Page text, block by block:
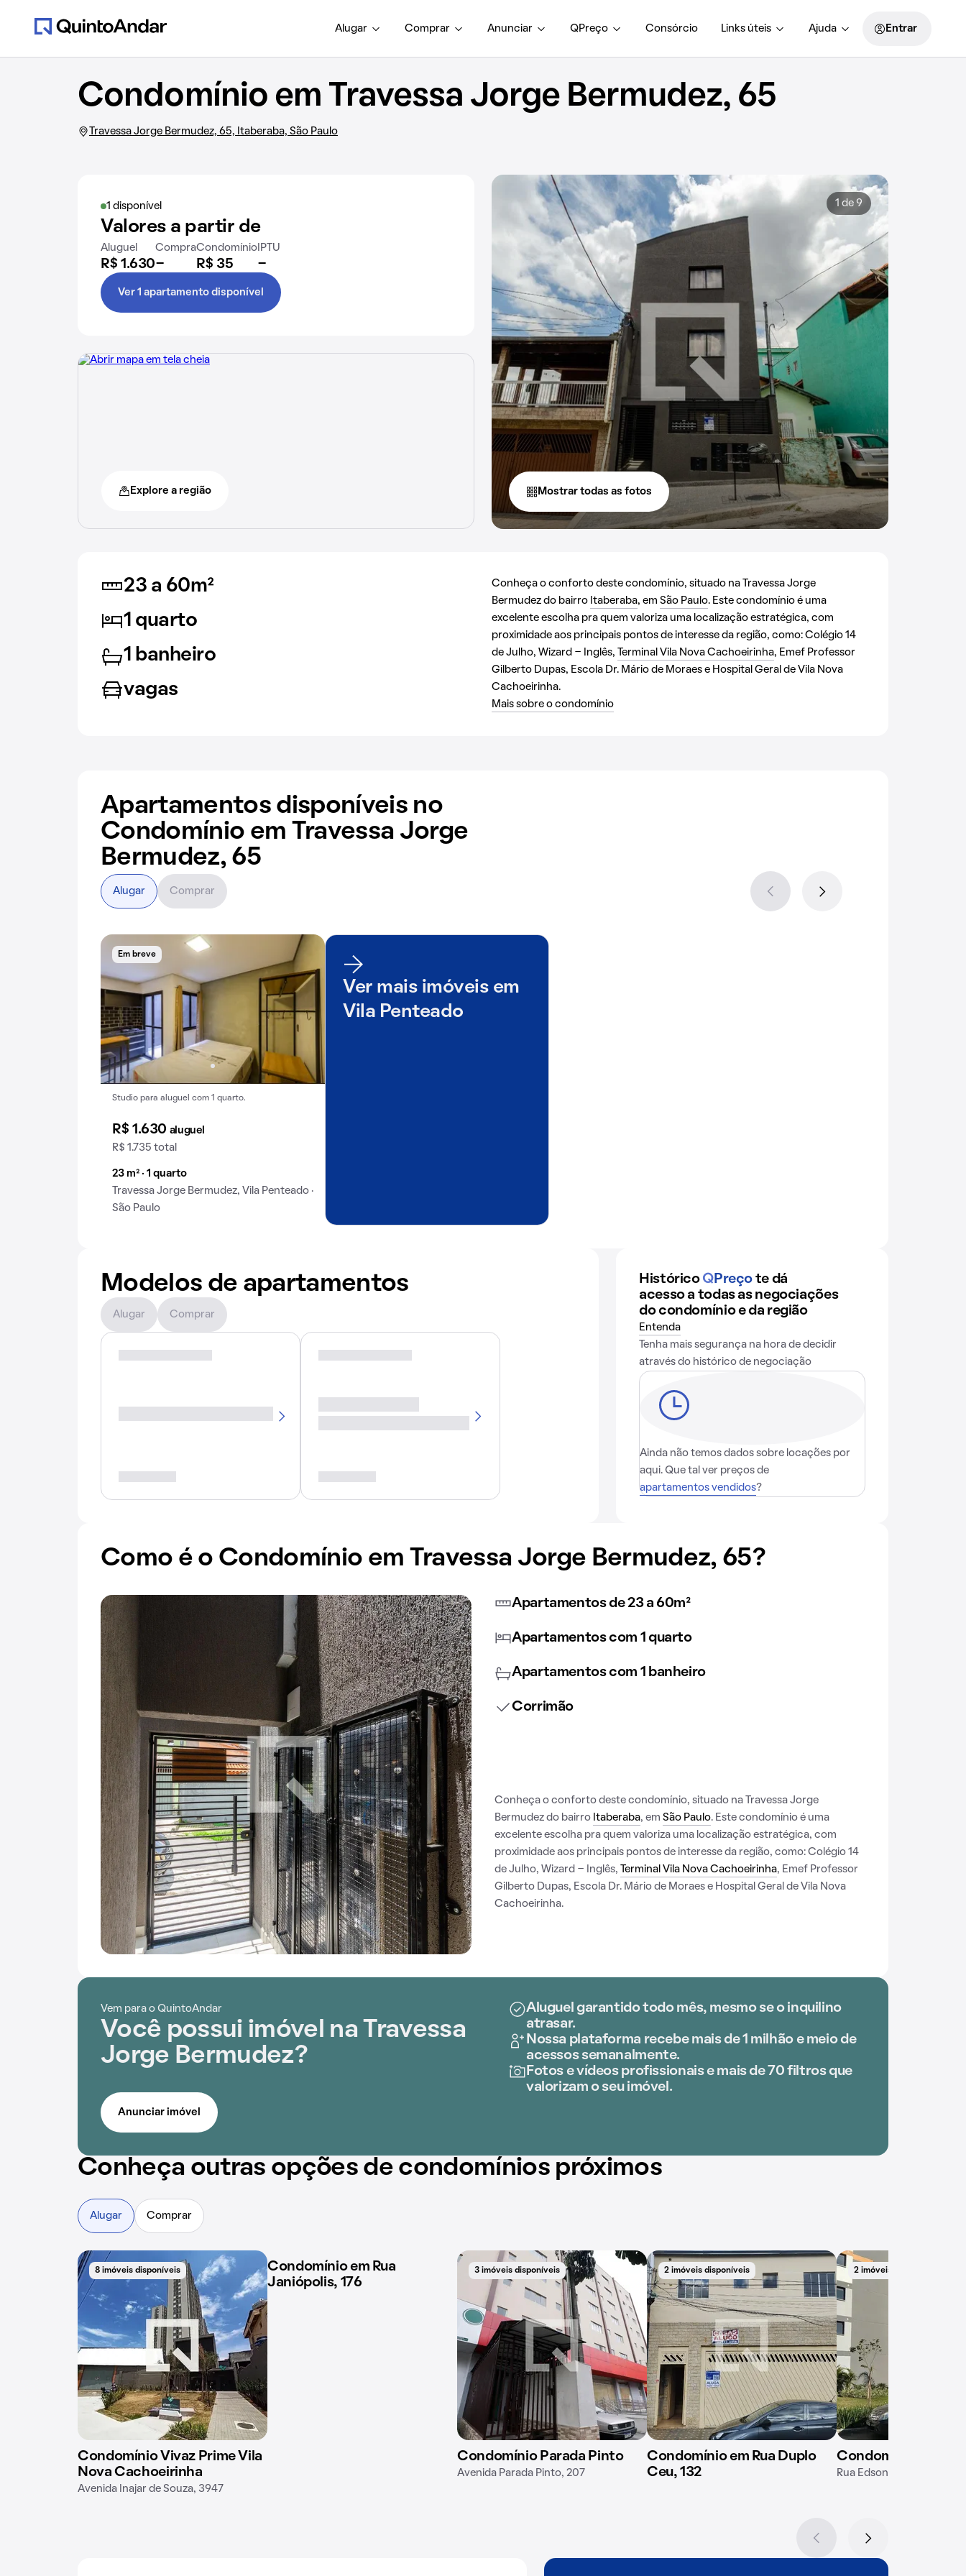
Alugar Comprar Anunciar QPreço Consórcio Links úteis Ajuda Entrar
Condomínio em Travessa Jorge Bermudez, 65
Travessa Jorge Bermudez, 65, Itaberaba, São Paulo
1 disponível
Valores a partir de
Aluguel
R$ 1.630
Compra
-
Condomínio
R$ 35
IPTU
-
Ver 1 apartamento disponível
Explore a região
1 de 9
Mostrar todas as fotos
23 a 60m²
1 quarto
1 banheiro
vagas
Conheça o conforto deste condomínio, situado na Travessa Jorge
Bermudez do bairro Itaberaba, em São Paulo. Este condomínio é uma
excelente escolha pra quem valoriza uma localização estratégica, com
proximidade aos principais pontos de interesse da região, como: Colégio 14
de Julho, Wizard - Inglês,
Terminal Vila Nova Cachoeirinha, Emef Professor
Gilberto Dupas, Escola Dr. Mário de Moraes e Hospital Geral de Vila Nova
Cachoeirinha.
Mais sobre o condomínio
Apartamentos disponíveis no
Condomínio em Travessa Jorge
Bermudez, 65
Em breve
Studio para aluguel com 1 quarto.
R$ 1.630 aluguel
R$ 1.735 total
23 m² · 1 quarto
Travessa Jorge Bermudez, Vila Penteado ·
São Paulo
Ver mais imóveis em
Vila Penteado
Alugar Comprar
Modelos de apartamentos
Alugar Comprar
Histórico QPreço te dá
acesso a todas as negociações
do condomínio e da região
Entenda
Tenha mais segurança na hora de decidir
através do histórico de negociação
Ainda não temos dados sobre locações por
aqui. Que tal ver preços de
apartamentos vendidos?
Como é o Condomínio em Travessa Jorge Bermudez, 65?
Apartamentos de 23 a 60m²
Apartamentos com 1 quarto
Apartamentos com 1 banheiro
Corrimão
Conheça o conforto deste condomínio, situado na Travessa Jorge
Bermudez do bairro Itaberaba, em São Paulo. Este condomínio é uma
excelente escolha pra quem valoriza uma localização estratégica, com
proximidade aos principais pontos de interesse da região, como: Colégio 14
de Julho, Wizard - Inglês, Terminal Vila Nova Cachoeirinha, Emef Professor
Gilberto Dupas, Escola Dr. Mário de Moraes e Hospital Geral de Vila Nova
Cachoeirinha.
Vem para o QuintoAndar
Você possui imóvel na Travessa
Jorge Bermudez?
Aluguel garantido todo mês, mesmo se o inquilino
atrasar.
Nossa plataforma recebe mais de 1 milhão e meio de
acessos semanalmente.
Fotos e vídeos profissionais e mais de 70 filtros que
valorizam o seu imóvel.
Anunciar imóvel
Conheça outras opções de condomínios próximos
Alugar Comprar
8 imóveis disponíveis
Condomínio Vivaz Prime Vila
Nova Cachoeirinha
Avenida Inajar de Souza, 3947
4 imóveis disponíveis
Condomínio em Rua
Janiópolis, 176
3 imóveis disponíveis
Condomínio Parada Pinto
Avenida Parada Pinto, 207
2 imóveis disponíveis
Condomínio em Rua Duplo
Ceu, 132
2 imóveis disponíveis
Condomínio
Rua Edson Peregrini, 305